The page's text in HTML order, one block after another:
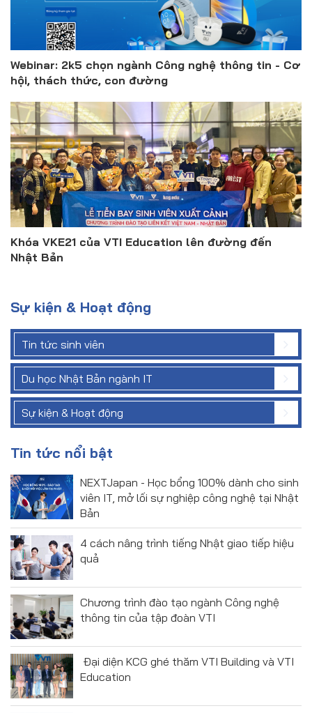
Webinar: 2k5 chọn ngành Công nghệ thông tin - Cơ
hội, thách thức, con đường
Khóa VKE21 của VTI Education lên đường đến
Nhật Bản
Sự kiện & Hoạt động
Tin tức sinh viên
Du học Nhật Bản ngành IT
Sự kiện & Hoạt động
Tin tức nổi bật
NEXTJapan - Học bổng 100% dành cho sinh
viên IT, mở lối sự nghiệp công nghệ tại Nhật
Bản
4 cách nâng trình tiếng Nhật giao tiếp hiệu
quả
Chương trình đào tạo ngành Công nghệ
thông tin của tập đoàn VTI
Đại diện KCG ghé thăm VTI Building và VTI
Education